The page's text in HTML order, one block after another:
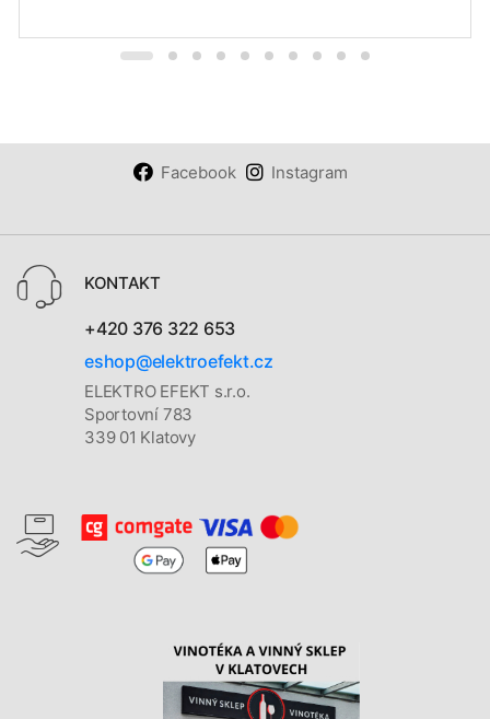
Facebook Instagram
KONTAKT
+420 376 322 653
eshop@elektroefekt.cz
ELEKTRO EFEKT s.r.o.
Sportovní 783
339 01 Klatovy